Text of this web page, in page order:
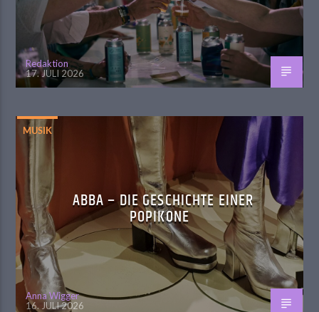
Redaktion
17. JULI 2026
MUSIK
ABBA – DIE GESCHICHTE EINER
POPIKONE
Anna Wigger
16. JULI 2026